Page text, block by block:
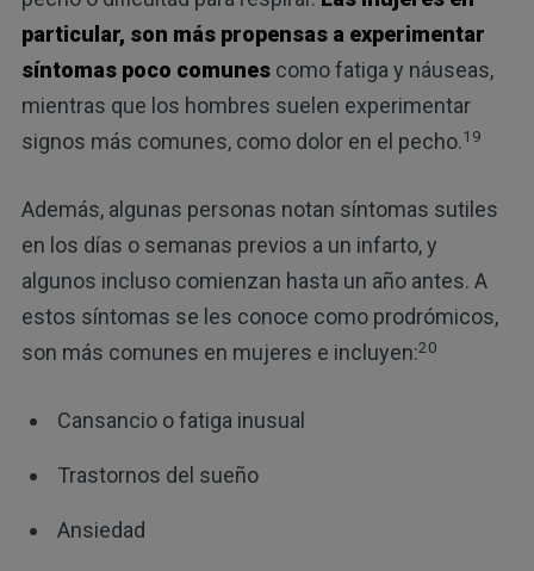
particular, son más propensas a experimentar
síntomas poco comunescomo fatiga y náuseas,
mientras que los hombres suelen experimentar
signos más comunes, como dolor en el pecho.19
Además, algunas personas notan síntomas sutiles
en los días o semanas previos a un infarto, y
algunos incluso comienzan hasta un año antes. A
estos síntomas se les conoce como prodrómicos,
son más comunes en mujeres e incluyen:20
Cansancio o fatiga inusual
Trastornos del sueño
Ansiedad